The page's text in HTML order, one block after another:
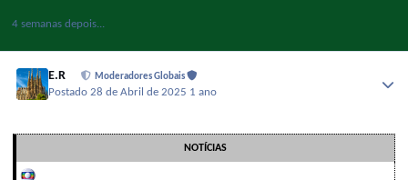
4 semanas depois...
E.R Moderadores Globais
Postado28 de Abril de 2025 1 ano
NOTÍCIAS